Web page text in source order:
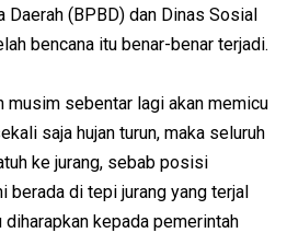
Daerah (BPBD) dan Dinas Sosial
bencana itu benar-benar terjadi.
musim sebentar lagi akan memicu
saja hujan turun, maka seluruh
ke jurang, sebab posisi
berada di tepi jurang yang terjal
kepada pemerintah